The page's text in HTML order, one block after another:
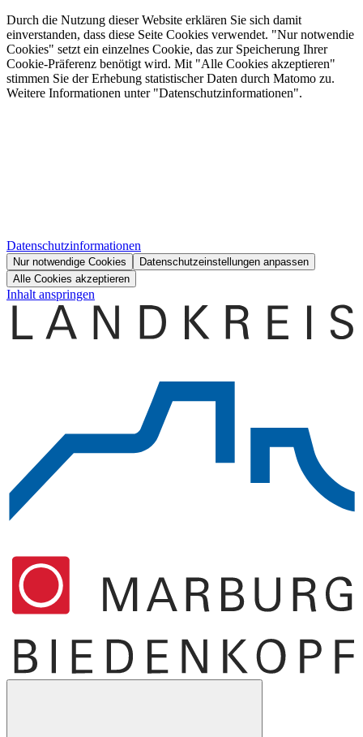
Durch die Nutzung dieser Website erklären Sie sich damit
einverstanden, dass diese Seite Cookies verwendet. "Nur notwendie
Cookies" setzt ein einzelnes Cookie, das zur Speicherung Ihrer
Cookie-Präferenz benötigt wird. Mit "Alle Cookies akzeptieren"
stimmen Sie der Erhebung statistischer Daten durch Matomo zu.
Weitere Informationen unter "Datenschutzinformationen".
Datenschutzinformationen
Nur notwendige Cookies
Datenschutzeinstellungen anpassen
Alle Cookies akzeptieren
Inhalt anspringen